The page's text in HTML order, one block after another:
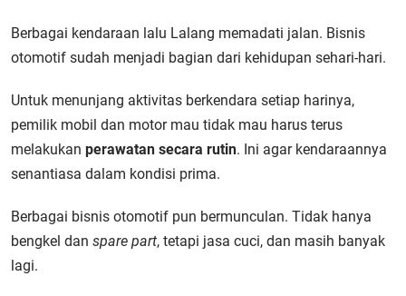
Berbagai kendaraan lalu Lalang memadati jalan. Bisnis
otomotif sudah menjadi bagian dari kehidupan sehari-hari.
Untuk menunjang aktivitas berkendara setiap harinya,
pemilik mobil dan motor mau tidak mau harus terus
melakukan perawatan secara rutin. Ini agar kendaraannya
senantiasa dalam kondisi prima.
Berbagai bisnis otomotif pun bermunculan. Tidak hanya
bengkel dan spare part, tetapi jasa cuci, dan masih banyak
lagi.